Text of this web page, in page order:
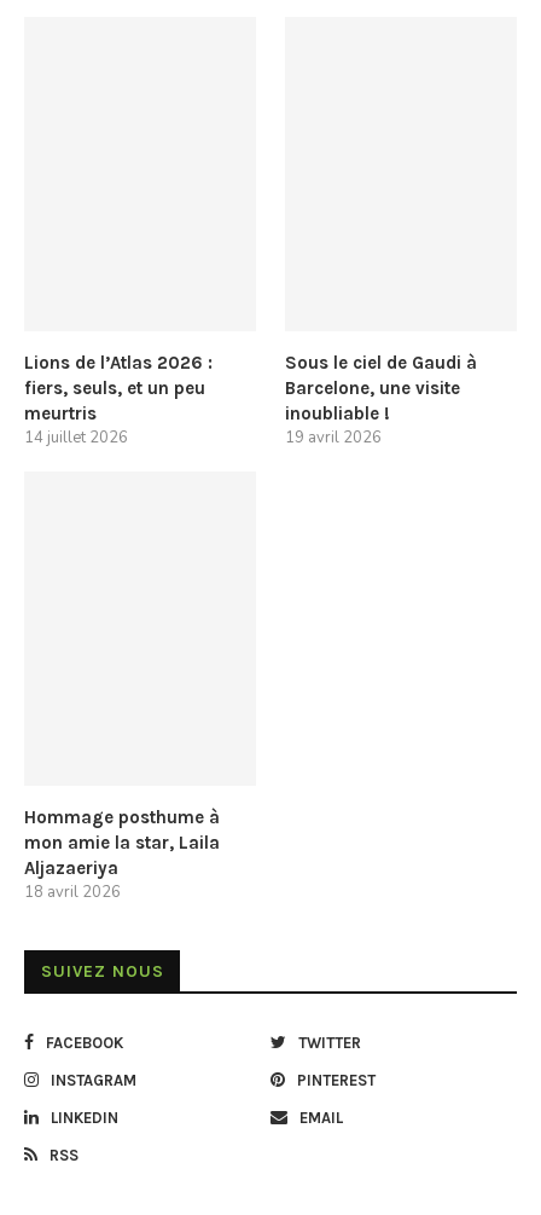
Lions de l’Atlas 2026 :
fiers, seuls, et un peu
meurtris
14 juillet 2026
Sous le ciel de Gaudi à
Barcelone, une visite
inoubliable !
19 avril 2026
Hommage posthume à
mon amie la star, Laila
Aljazaeriya
18 avril 2026
SUIVEZ NOUS
FACEBOOK TWITTER
INSTAGRAM PINTEREST
LINKEDIN EMAIL
RSS